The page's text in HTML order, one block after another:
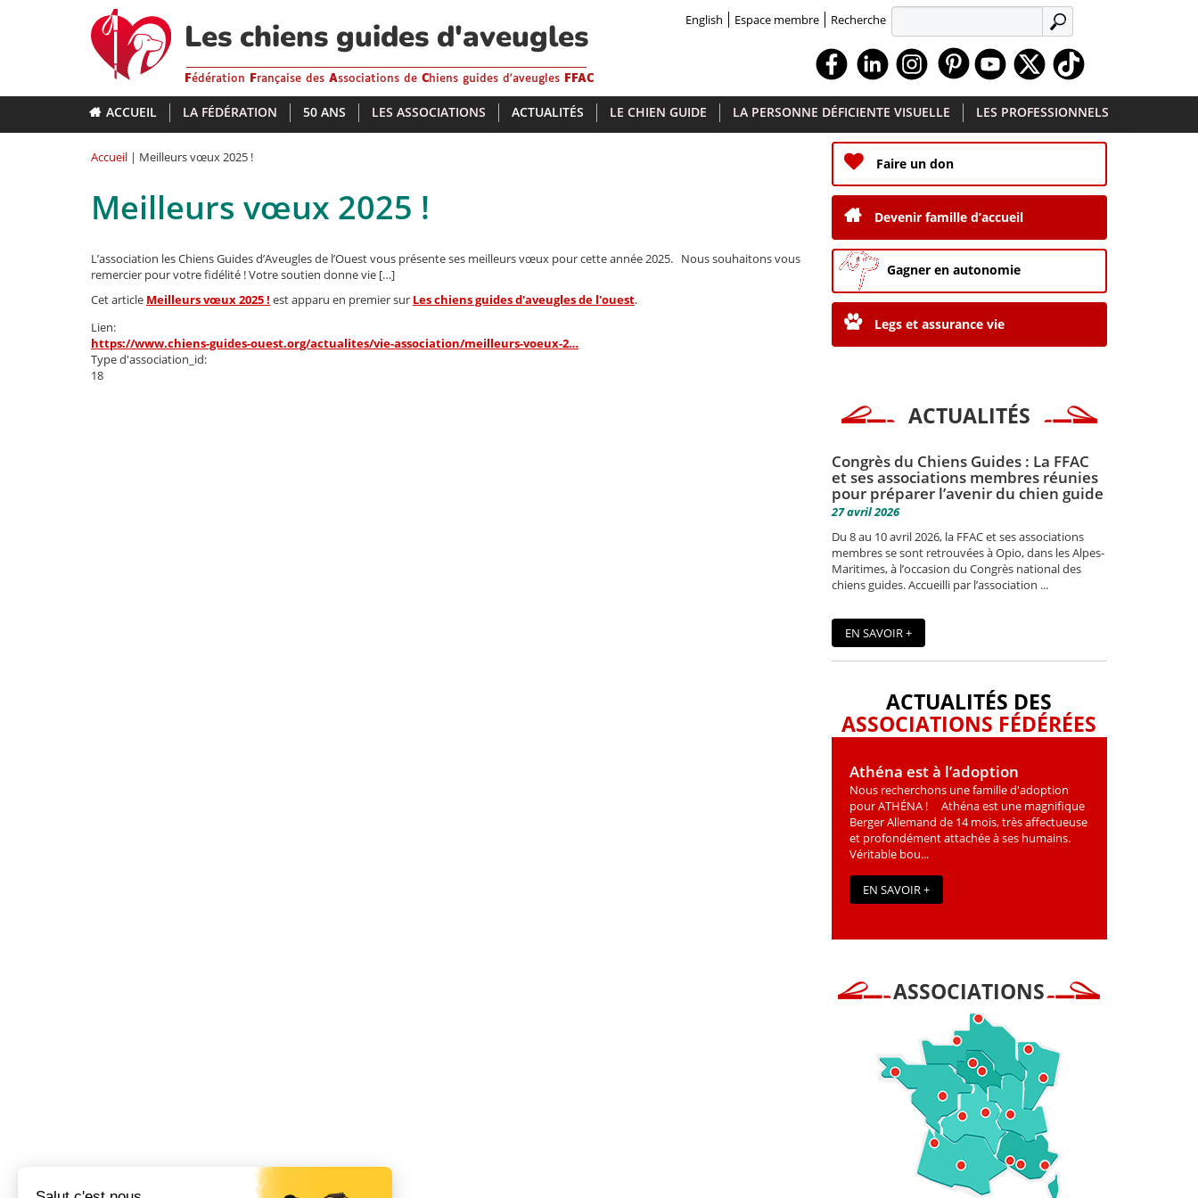
Les chiens guides d'aveugles
Fédération Française des Associations de Chiens guides d'aveugles FFAC
English Espace membre Recherche APPLIQUER
FacebookLinkedin Instagram Youtube
ACCUEIL LA FÉDÉRATION 50 ANS LES ASSOCIATIONS ACTUALITÉS LE CHIEN GUIDE LA PERSONNE DÉFICIENTE VISUELLE LES PROFESSIONNELS
Accueil | Meilleurs vœux 2025 !
Meilleurs vœux 2025 !
L’association les Chiens Guides d’Aveugles de l’Ouest vous présente ses meilleurs vœux pour cette année 2025. Nous souhaitons vous
remercier pour votre fidélité ! Votre soutien donne vie […]
Cet article Meilleurs vœux 2025 ! est apparu en premier sur Les chiens guides d'aveugles de l'ouest.
Lien:
https://www.chiens-guides-ouest.org/actualites/vie-association/meilleurs-voeux-2…
Type d'association_id:
18
Faire un don
Devenir famille d’accueil
Gagner en autonomie
Legs et assurance vie
ACTUALITÉS
Congrès du Chiens Guides : La FFAC
et ses associations membres réunies
pour préparer l’avenir du chien guide
27 avril 2026
Du 8 au 10 avril 2026, la FFAC et ses associations
membres se sont retrouvées à Opio, dans les Alpes-
Maritimes, à l’occasion du Congrès national des
chiens guides. Accueilli par l’association ...
EN SAVOIR +
ACTUALITÉS DES
ASSOCIATIONS FÉDÉRÉES
Athéna est à l’adoption
Nous recherchons une famille d'adoption
pour ATHÉNA ! Athéna est une magniﬁque
Berger Allemand de 14 mois, très affectueuse
et profondément attachée à ses humains.
Véritable bou...
EN SAVOIR +
ASSOCIATIONS